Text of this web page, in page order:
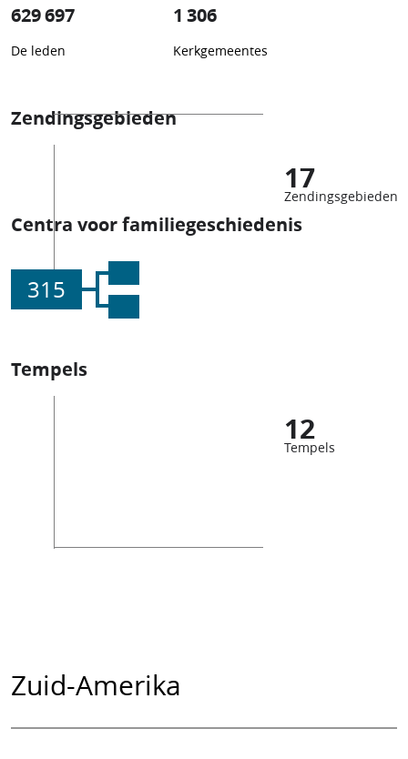
629 697
De leden
1 306
Kerkgemeentes
Zendingsgebieden
17
Zendingsgebieden
Centra voor familiegeschiedenis
315
Tempels
12
Tempels
Zuid-Amerika